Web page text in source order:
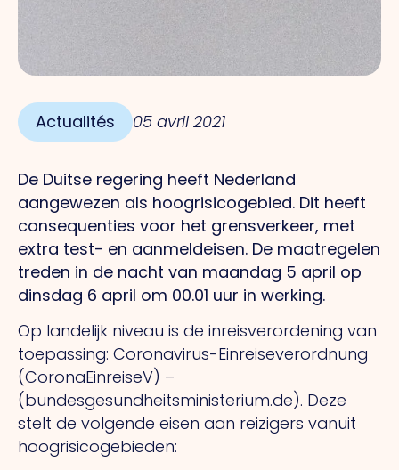
Actualités 05 avril 2021
De Duitse regering heeft Nederland
aangewezen als hoogrisicogebied. Dit heeft
consequenties voor het grensverkeer, met
extra test- en aanmeldeisen. De maatregelen
treden in de nacht van maandag 5 april op
dinsdag 6 april om 00.01 uur in werking.
Op landelijk niveau is de inreisverordening van
toepassing: Coronavirus-Einreiseverordnung
(CoronaEinreiseV) –
(bundesgesundheitsministerium.de). Deze
stelt de volgende eisen aan reizigers vanuit
hoogrisicogebieden: